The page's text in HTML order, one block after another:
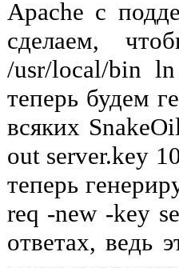
Apache с
сделаем,
/usr/local/bin
теперь будем
всяких
out server.key
теперь
req -new -key
ответах, ведь